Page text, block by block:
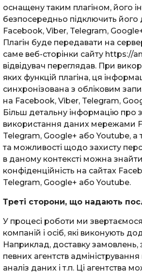
оснащену таким плагіном, його
безпосередньо підключить його
Facebook, Viber, Telegram,
Плагін буде передавати на
саме веб-сторінки сайту https://
відвідувач переглядав. При
яких функцій плагіна, ця
синхронізована з обліковим
на Facebook, Viber, Telegram,
Більш детальну інформацію про
використання даних мережами
Telegram, Google+ або Youtube, а
та можливості щодо захисту
в даному контексті можна
конфіденційність на сайтах
Telegram, Google+ або Youtube.
Треті сторони, що надають
У процесі роботи ми
компаній і осіб, які виконують
Наприклад, доставку замовлень,
певних агентств
аналіз даних і т.п. Ці агентства